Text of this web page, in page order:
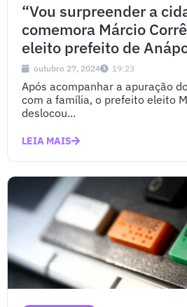
“Vou surpreender a
comemora Márcio
eleito prefeito de
outubro 27, 2024 19:23
Após acompanhar a apuração
com a família, o prefeito eleito
deslocou...
LEIA MAIS